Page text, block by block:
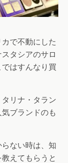
で不動にした
タシアのサロ
はすんなり買
リナ・タラン
ブランドのも
ない時は、知
えてもらうと